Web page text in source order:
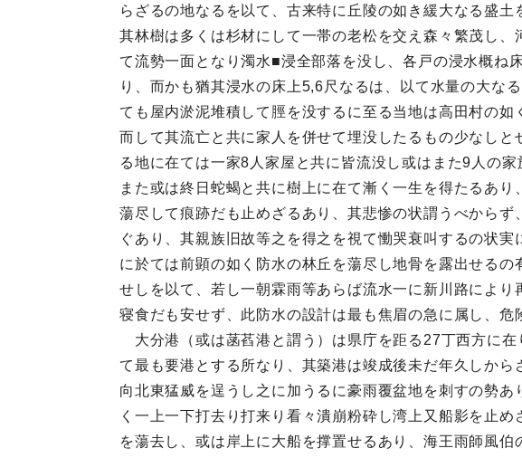
らざるの地なるを以て、古来特に丘陵の如き緩大なる盛
其林樹は多くは杉材にして一帯の老松を交え森々繁茂し
て流勢一面となり濁水■浸全部落を没し、各戸の浸水概ね
り、而かも猶其浸水の床上5,6尺なるは、以て水量の大な
ても屋内淤泥堆積して脛を没するに至る当地は高田村の
而して其流亡と共に家人を併せて埋没したるもの少なし
る地に在ては一家8人家屋と共に皆流没し或はまた9人の
また或は終日蛇蝎と共に樹上に在て漸く一生を得たるあ
蕩尽して痕跡だも止めざるあり、其悲惨の状謂うべから
ぐあり、其親族旧故等之を得之を視て慟哭衰叫するの状
に於ては前顕の如く防水の林丘を蕩尽し地骨を露出せる
せしを以て、若し一朝霖雨等あらば流水一に新川路によ
寝食だも安せず、此防水の設計は最も焦眉の急に属し、
大分港（或は菡萏港と謂う）は県庁を距る27丁西方に
て最も要港とする所なり、其築港は竣成後未だ年久しか
向北東猛威を逞うし之に加うるに豪雨覆盆地を刺すの勢
く一上一下打去り打来り看々潰崩粉砕し湾上又船影を止
を蕩去し、或は岸上に大船を撑置せるあり、海王雨師風